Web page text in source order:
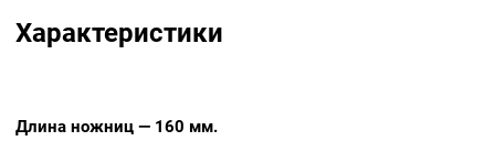
Характеристики
Длина ножниц — 160 мм.